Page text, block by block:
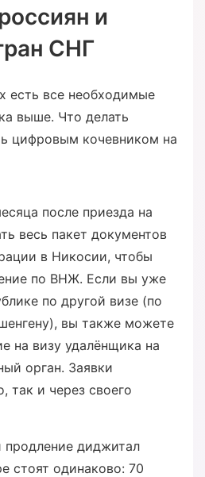
и
СНГ
есть все необходимые
выше. Что делать
цифровым кочевником на
после приезда на
весь пакет документов
в Никосии, чтобы
по ВНЖ. Если вы уже
по другой визе (по
вы также можете
на визу удалёнщика на
орган. Заявки
так и через своего
продление диджитал
стоят одинаково: 70